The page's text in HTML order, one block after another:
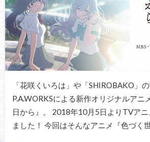
「花咲くいろは」や「SHIROBAKO」
P.A.WORKSによる新作オリジナルアニ
日から』。 2018年10月5日よりTVア
ました！ 今回はそんなアニメ『色づく